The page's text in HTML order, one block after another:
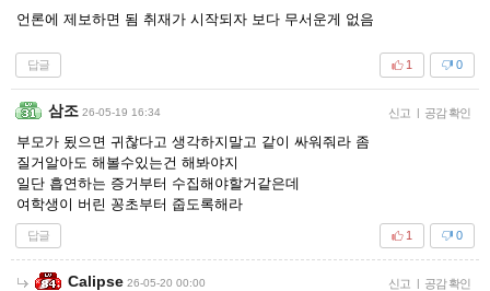
언론에 제보하면 됨 취재가 시작되자 보다 무서운게 없음
답글 0
1
삼조 26-05-19 16:34 신고 | 공감 확인
부모가 됬으면 귀찮다고 생각하지말고 같이 싸워줘라 좀
질거알아도 해볼수있는건 해봐야지
일단 흡연하는 증거부터 수집해야할거같은데
여학생이 버린 꽁초부터 줍도록해라
답글 0
1
Calipse 26-05-20 00:00 신고 | 공감 확인